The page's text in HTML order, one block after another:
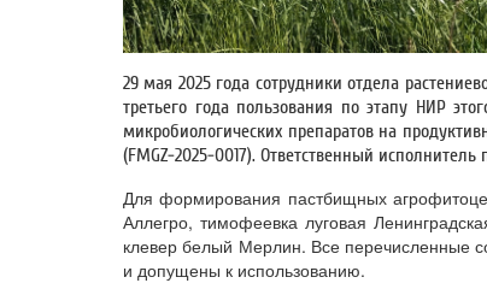
29 мая 2025 года сотрудники отдела
третьего года пользования по этапу НИР
микробиологических препаратов на
(FMGZ-2025-0017). Ответственный
Для формирования пастбищных
Аллегро, тимофеевка луговая
клевер белый Мерлин. Все перечисленные
и допущены к использованию.